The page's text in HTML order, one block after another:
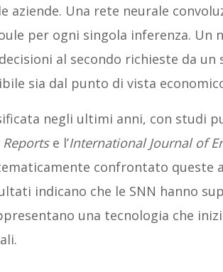
aziende. Una rete neurale
per ogni singola inferenza. Un
al secondo richieste da un
sia dal punto di vista
negli ultimi anni, con studi
e l’International Journal of
confrontato queste
indicano che le SNN hanno
una tecnologia che